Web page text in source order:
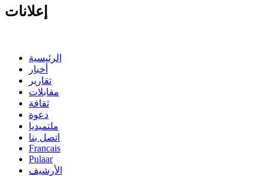
إعلانات
الرئيسية
أخبار
تقارير
مقابلات
ثقافة
دعوة
ملتميديا
اتصل بنا
Francais
Pulaar
الأرشيف